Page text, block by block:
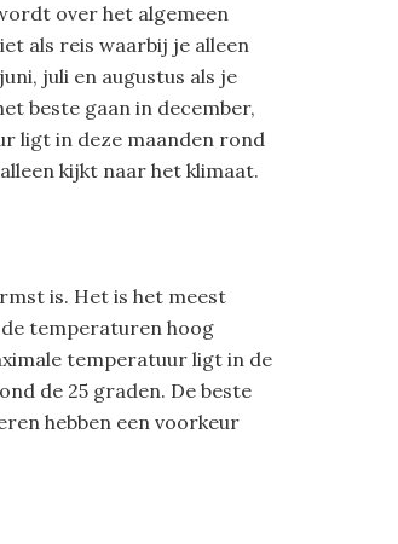
over het algemeen
als reis waarbij je alleen
juli en augustus als je
beste gaan in december,
ligt in deze maanden rond
kijkt naar het klimaat.
is. Het is het meest
temperaturen hoog
temperatuur ligt in de
de 25 graden. De beste
hebben een voorkeur